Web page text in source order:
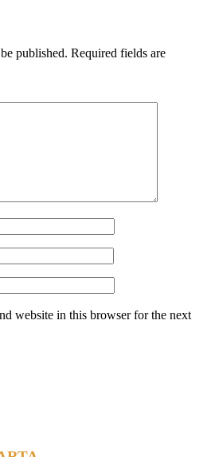
published. Required fields are
website in this browser for the next